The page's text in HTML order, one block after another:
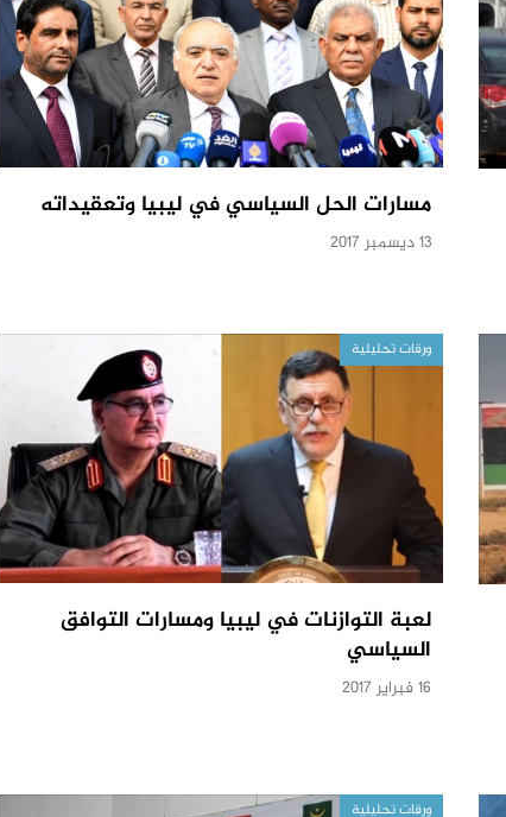
مسارات الحل السياسي في ليبيا وتعقيداته
13 ديسمبر 2017
ورقات تحليلية
لعبة التوازنات في ليبيا ومسارات التوافق
السياسي
16 فبراير 2017
ورقات تحليلية